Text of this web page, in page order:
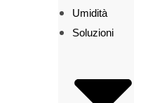
Umidità
Soluzioni